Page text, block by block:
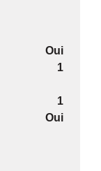
Oui
1
1
Oui